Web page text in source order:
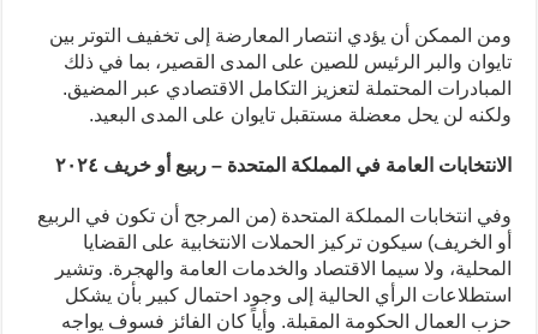
ومن الممكن أن يؤدي انتصار المعارضة إلى تخفيف التوتر بين
تايوان والبر الرئيس للصين على المدى القصير، بما في ذلك
المبادرات المحتملة لتعزيز التكامل الاقتصادي عبر المضيق.
ولكنه لن يحل معضلة مستقبل تايوان على المدى البعيد.
الانتخابات العامة في المملكة المتحدة – ربيع أو خريف ٢٠٢٤
وفي انتخابات المملكة المتحدة (من المرجح أن تكون في الربيع
أو الخريف) سيكون تركيز الحملات الانتخابية على القضايا
المحلية، ولا سيما الاقتصاد والخدمات العامة والهجرة. وتشير
استطلاعات الرأي الحالية إلى وجود احتمال كبير بأن يشكل
حزب العمال الحكومة المقبلة. وأياً كان الفائز فسوف يواجه